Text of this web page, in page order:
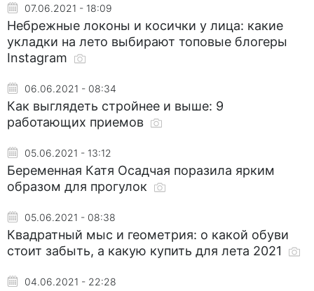
07.06.2021 - 18:09
Небрежные локоны и косички у лица: какие
укладки на лето выбирают топовые блогеры
Instagram
06.06.2021 - 08:34
Как выглядеть стройнее и выше: 9
работающих приемов
05.06.2021 - 13:12
Беременная Катя Осадчая поразила ярким
образом для прогулок
05.06.2021 - 08:38
Квадратный мыс и геометрия: о какой обуви
стоит забыть, а какую купить для лета 2021
04.06.2021 - 22:28